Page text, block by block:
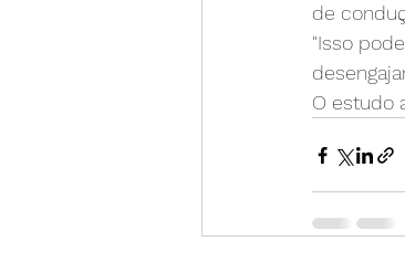
de
"Isso
O estudo